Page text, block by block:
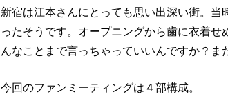
新宿は江本さんにとっても思い出深い街。
ったそうです。オープニングから歯に衣着
んなことまで言っちゃっていいんですか？ま
今回のファンミーティングは４部構成。